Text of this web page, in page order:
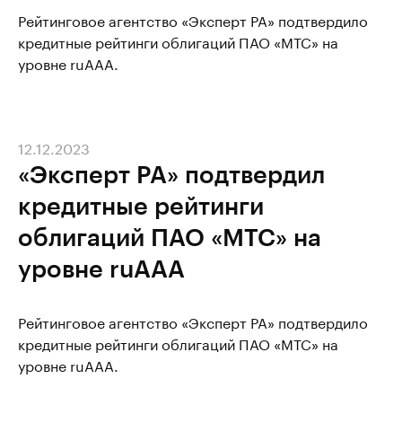
Рейтинговое агентство «Эксперт РА» подтвердило
кредитные рейтинги облигаций ПАО «МТС» на
уровне ruAAA.
«Эксперт РА» подтвердил
кредитные рейтинги
облигаций ПАО «МТС» на
уровне ruAAA
12.12.2023
Рейтинговое агентство «Эксперт РА» подтвердило
кредитные рейтинги облигаций ПАО «МТС» на
уровне ruAAA.